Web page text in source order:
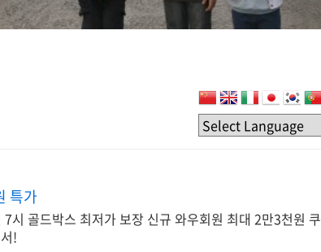
특가
시 골드박스 최저가 보장 신규 와우회원 최대 2만3천원 쿠
!